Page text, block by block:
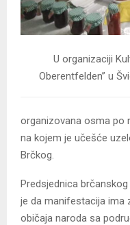
U organizaciji
Oberentfelden” u
organizovana osma po
na kojem je učešće
Brčkog.
Predsjednica
je da manifestacija ima
običaja naroda sa